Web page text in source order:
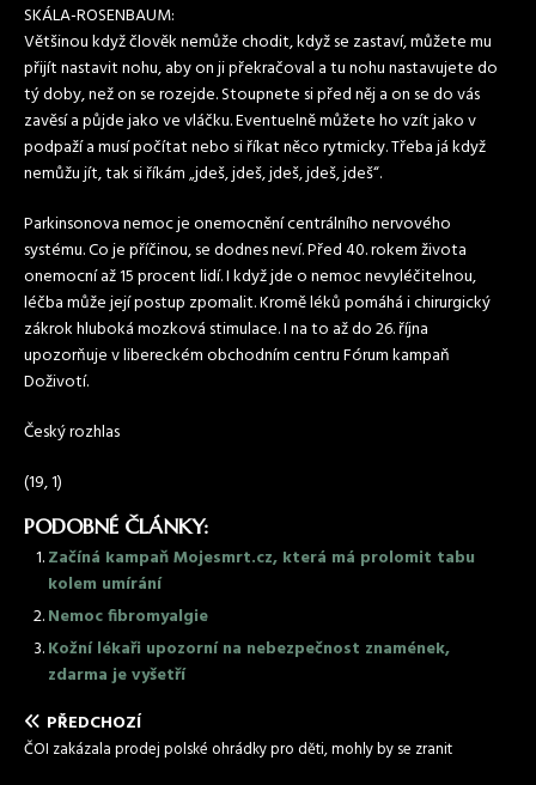
SKÁLA-ROSENBAUM:
Většinou když člověk nemůže chodit, když se zastaví, můžete mu
přijít nastavit nohu, aby on ji překračoval a tu nohu nastavujete do
tý doby, než on se rozejde. Stoupnete si před něj a on se do vás
zavěsí a půjde jako ve vláčku. Eventuelně můžete ho vzít jako v
podpaží a musí počítat nebo si říkat něco rytmicky. Třeba já když
nemůžu jít, tak si říkám „jdeš, jdeš, jdeš, jdeš, jdeš“.
Parkinsonova nemoc je onemocnění centrálního nervového
systému. Co je příčinou, se dodnes neví. Před 40. rokem života
onemocní až 15 procent lidí. I když jde o nemoc nevyléčitelnou,
léčba může její postup zpomalit. Kromělékůpomáhá i chirurgický
zákrok hluboká mozková stimulace. I na to až do 26. října
upozorňuje v libereckém obchodním centru Fórum kampaň
Doživotí.
Český rozhlas
(19, 1)
PODOBNÉ ČLÁNKY:
Začíná kampaň Mojesmrt.cz, která má prolomit tabu
kolem umírání
Nemoc fibromyalgie
Kožní lékaři upozorní na nebezpečnost znamének,
zdarma je vyšetří
PŘEDCHOZÍ
ČOI zakázala prodej polské ohrádky pro děti, mohly by se zranit